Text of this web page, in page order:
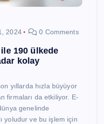
2024 0 Comments
190 ülkede
kolay
yıllarda hızla büyüyor
firmaları da etkiliyor. E-
genelinde
yoludur ve bu işlem için